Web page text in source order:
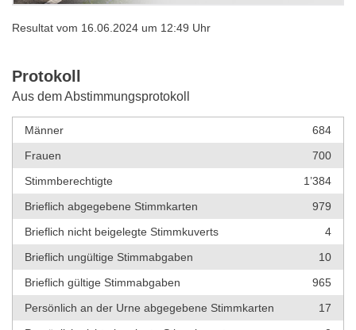
Resultat vom 16.06.2024 um 12:49 Uhr
Protokoll
Aus dem Abstimmungsprotokoll
Männer
684
Frauen
700
Stimmberechtigte
1’384
Brieflich abgegebene Stimmkarten
979
Brieflich nicht beigelegte Stimmkuverts
4
Brieflich ungültige Stimmabgaben
10
Brieflich gültige Stimmabgaben
965
Persönlich an der Urne abgegebene Stimmkarten
17